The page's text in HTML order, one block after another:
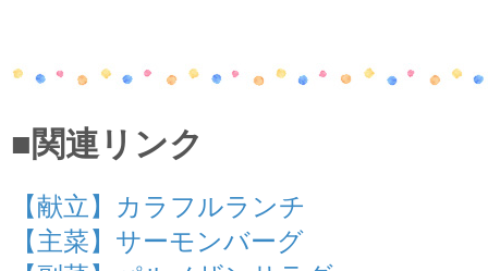
■関連リンク
【献立】カラフルランチ
【主菜】サーモンバーグ